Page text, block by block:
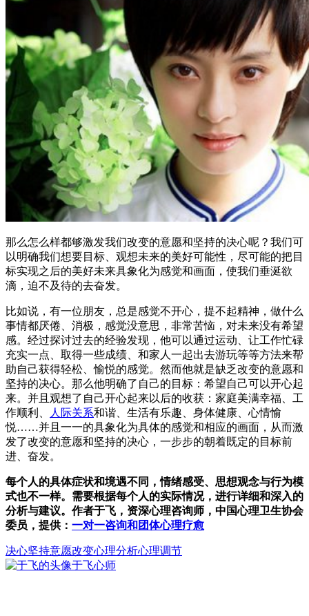
那么怎么样都够激发我们改变的意愿和坚持的决心呢？我们可
以明确我们想要目标、观想未来的美好可能性，尽可能的把目
标实现之后的美好未来具象化为感觉和画面，使我们垂涎欲
滴，迫不及待的去奋发。
比如说，有一位朋友，总是感觉不开心，提不起精神，做什么
事情都厌倦、消极，感觉没意思，非常苦恼，对未来没有希望
感。经过探讨过去的经验发现，他可以通过运动、让工作忙碌
充实一点、取得一些成绩、和家人一起出去游玩等等方法来帮
助自己获得轻松、愉悦的感觉。然而他就是缺乏改变的意愿和
坚持的决心。那么他明确了自己的目标：希望自己可以开心起
来。并且观想了自己开心起来以后的收获：家庭美满幸福、工
作顺利、
人际关系和谐、生活有乐趣、身体健康、心情愉
悦……并且一一的具象化为具体的感觉和相应的画面，从而激
发了改变的意愿和坚持的决心，一步步的朝着既定的目标前
进、奋发。
每个人的具体症状和境遇不同，情绪感受、思想观念与行为模
式也不一样。需要根据每个人的实际情况，进行详细和深入的
分析与建议。作者于飞，资深心理咨询师，中国心理卫生协会
委员，提供： 一对一咨询和团体心理疗愈
决心坚持意愿改变心理分析心理调节
于飞心师